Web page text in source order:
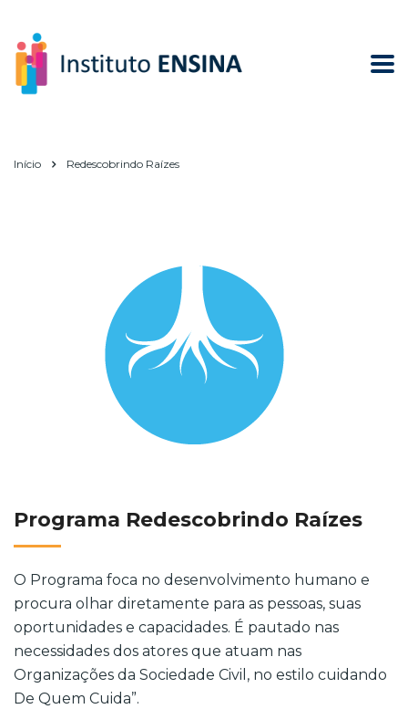
Início Redescobrindo Raízes
Programa Redescobrindo Raízes
O Programa foca no desenvolvimento humano e
procura olhar diretamente para as pessoas, suas
oportunidades e capacidades. É pautado nas
necessidades dos atores que atuam nas
Organizações da Sociedade Civil, no estilo cuidando
De Quem Cuida”.